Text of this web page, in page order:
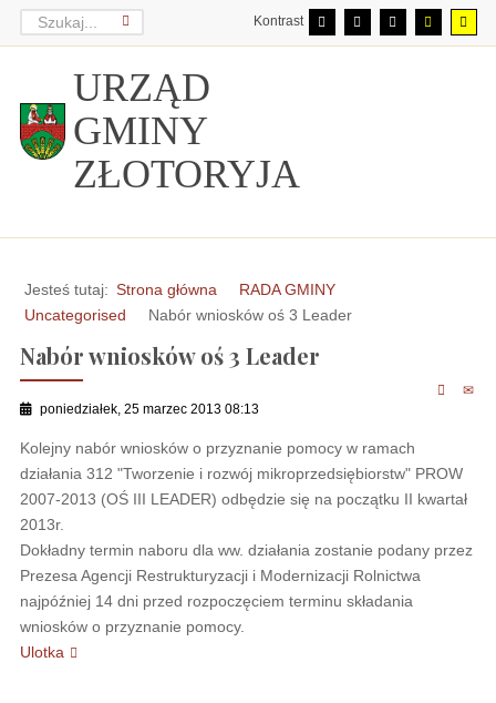
Kontrast
URZĄD
GMINY
ZŁOTORYJA
Jesteś tutaj: Strona główna
RADA GMINY
Uncategorised
Nabór wniosków oś 3 Leader
Nabór wniosków oś 3 Leader
poniedziałek, 25 marzec 2013 08:13
Kolejny nabór wniosków o przyznanie pomocy w ramach
działania 312 "Tworzenie i rozwój mikroprzedsiębiorstw" PROW
2007-2013 (OŚ III LEADER) odbędzie się na początku II kwartał
2013r.
Dokładny termin naboru dla ww. działania zostanie podany przez
Prezesa Agencji Restrukturyzacji i Modernizacji Rolnictwa
najpóźniej 14 dni przed rozpoczęciem terminu składania
wniosków o przyznanie pomocy.
Ulotka